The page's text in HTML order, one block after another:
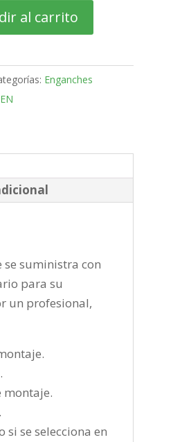
al carrito
Enganches
se suministra con
para su
un profesional,
se selecciona en